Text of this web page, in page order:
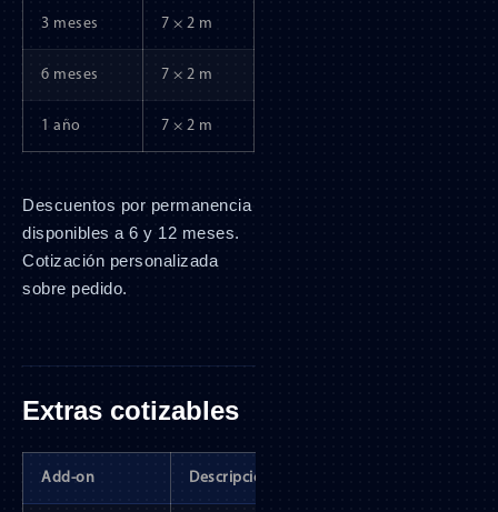
3 meses 7 × 2 m
6 meses 7 × 2 m
1 año 7 × 2 m
Descuentos por permanencia
disponibles a 6 y 12 meses.
Cotización personalizada
sobre pedido.
Extras cotizables
Add-on Descripción